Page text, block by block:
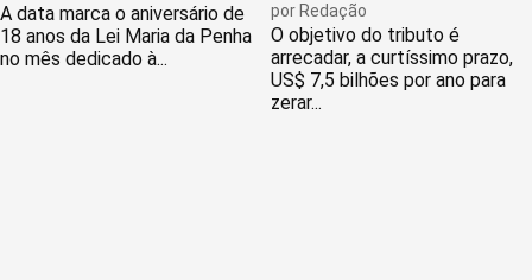
A data marca o aniversário de
18 anos da Lei Maria da Penha
no mês dedicado à...
por Redação
O objetivo do tributo é
arrecadar, a curtíssimo prazo,
US$ 7,5 bilhões por ano para
zerar...